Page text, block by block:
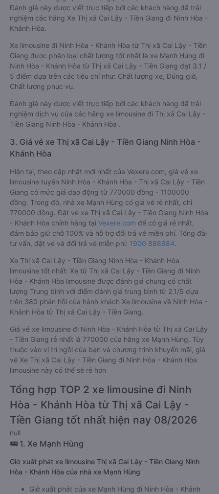
Đánh giá này được viết trực tiếp bởi các khách hàng đã trải
nghiệm các hãng Xe Thị xã Cai Lậy - Tiền Giang đi Ninh Hòa -
Khánh Hòa.
Xe limousine đi Ninh Hòa - Khánh Hòa từ Thị xã Cai Lậy - Tiền
Giang được phân loại chất lượng tốt nhất là xe Mạnh Hùng đi
Ninh Hòa - Khánh Hòa từ Thị xã Cai Lậy - Tiền Giang đạt 3.1 /
5 điểm dựa trên các tiêu chí như: Chất lượng xe, Đúng giờ,
Chất lượng phục vụ.
Đánh giá này được viết trực tiếp bởi các khách hàng đã trải
nghiệm dịch vụ của các hãng xe limousine đi Thị xã Cai Lậy -
Tiền Giang Ninh Hòa - Khánh Hòa .
3. Giá vé xe Thị xã Cai Lậy - Tiền Giang Ninh Hòa -
Khánh Hòa
Hiện tại, theo cập nhật mới nhất của Vexere.com, giá vé xe
limousine tuyến Ninh Hòa - Khánh Hòa - Thị xã Cai Lậy - Tiền
Giang có mức giá dao động từ 770000 đồng - 1100000
đồng. Trong đó, nhà xe Mạnh Hùng có giá vé rẻ nhất, chỉ
770000 đồng. Đặt vé xe Thị xã Cai Lậy - Tiền Giang Ninh Hòa
- Khánh Hòa chính hãng tại Vexere.com để có giá rẻ nhất,
đảm bảo giữ chỗ 100% và hỗ trợ đổi trả vé miễn phí. Tổng đài
tư vấn, đặt vé và đổi trả vé miễn phí: 1900 888684.
Xe Thị xã Cai Lậy - Tiền Giang Ninh Hòa - Khánh Hòa
limousine tốt nhất: Xe từ Thị xã Cai Lậy - Tiền Giang đi Ninh
Hòa - Khánh Hòa limousine được đánh giá chung có chất
lượng Trung bình với điểm đánh giá trung bình từ 2.1/5 dựa
trên 380 phản hồi của hành khách Xe limousine về Ninh Hòa -
Khánh Hòa từ Thị xã Cai Lậy - Tiền Giang.
Giá vé xe limousine đi Ninh Hòa - Khánh Hòa từ Thị xã Cai Lậy
- Tiền Giang rẻ nhất là 770000 của hãng xe Mạnh Hùng. Tùy
thuộc vào vị trí ngồi của bạn và chương trình khuyến mãi, giá
vé Xe Thị xã Cai Lậy - Tiền Giang đi Ninh Hòa - Khánh Hòa
limousine này có thể sẽ rẻ hơn
Tổng hợp TOP 2 xe limousine đi Ninh
Hòa - Khánh Hòa từ Thị xã Cai Lậy -
Tiền Giang tốt nhất hiện nay 08/2026
null
🚌 1. Xe Mạnh Hùng
Giờ xuất phát xe limousine Thị xã Cai Lậy - Tiền Giang Ninh
Hòa - Khánh Hòa của nhà xe Mạnh Hùng
Giờ xuất phát của xe Mạnh Hùng đi Ninh Hòa - Khánh